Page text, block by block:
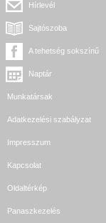
Hírlevél
Sajtószoba
A tehetség sokszínű
Naptár
Munkatársak
Adatkezelési szabályzat
Impresszum
Kapcsolat
Oldaltérkép
Panaszkezelés